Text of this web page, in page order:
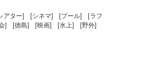
アター] [シネマ] [プール] [ラフ
] [徳島] [映画] [水上] [野外]